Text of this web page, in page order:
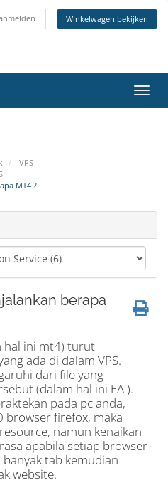
Winkelwagen bekijken
in-/
VPS
MT4 ?
berapa
hal ini mt4) turut
ada di dalam VPS.
dari file yang
(dalam hal ini EA ).
pada pc anda,
browser firefox, maka
namun kenaikan
apabila setiap browser
tab kemudian
website.